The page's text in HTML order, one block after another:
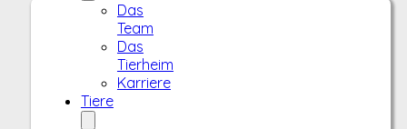
Das
Team
Das
Tierheim
Karriere
Tiere